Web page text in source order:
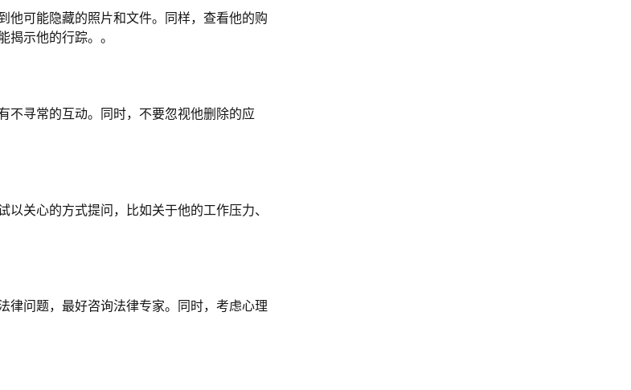
他可能隐藏的照片和文件。同样，查看他的购
揭示他的行踪。。
不寻常的互动。同时，不要忽视他删除的应
关心的方式提问，比如关于他的工作压力、
律问题，最好咨询法律专家。同时，考虑心理